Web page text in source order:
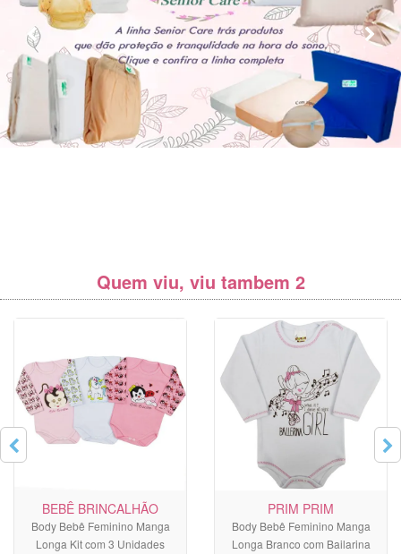
Quem viu, viu tambem 2
BEBÊ BRINCALHÃO
Body Bebê Feminino Manga
Longa Kit com 3 Unidades
PRIM PRIM
Body Bebê Feminino Manga
Longa Branco com Bailarina